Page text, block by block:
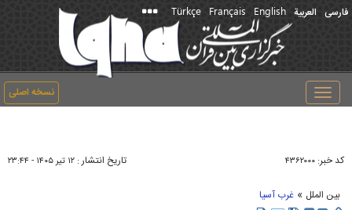
فارسی العربیة English
Français
Türkçe
نسخه اصلی
Toggle
navigation
کد خبر: ۴۳۶۲۰۰۰ تاریخ انتشار : ۱۲ تير ۱۴۰۵ - ۲۳:۴۴
بین الملل » غرب آسیا